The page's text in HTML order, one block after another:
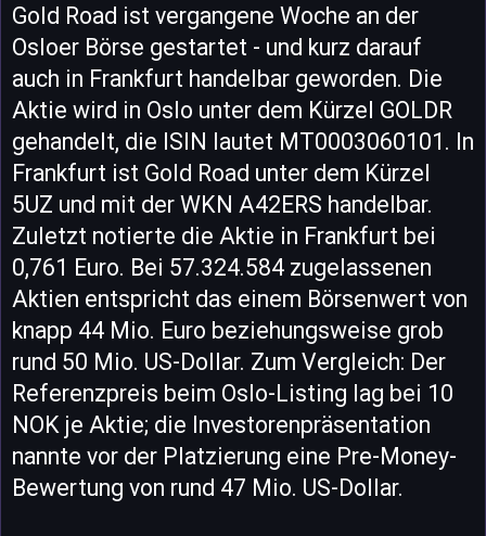
Gold Road ist vergangene Woche an der
Osloer Börse gestartet - und kurz darauf
auch in Frankfurt handelbar geworden. Die
Aktie wird in Oslo unter dem Kürzel GOLDR
gehandelt, die ISIN lautet MT0003060101. In
Frankfurt ist Gold Road unter dem Kürzel
5UZ und mit der WKN A42ERS handelbar.
Zuletzt notierte die Aktie in Frankfurt bei
0,761 Euro. Bei 57.324.584 zugelassenen
Aktien entspricht das einem Börsenwert von
knapp 44 Mio. Euro beziehungsweise grob
rund 50 Mio. US-Dollar. Zum Vergleich: Der
Referenzpreis beim Oslo-Listing lag bei 10
NOK je Aktie; die Investorenpräsentation
nannte vor der Platzierung eine Pre-Money-
Bewertung von rund 47 Mio. US-Dollar.